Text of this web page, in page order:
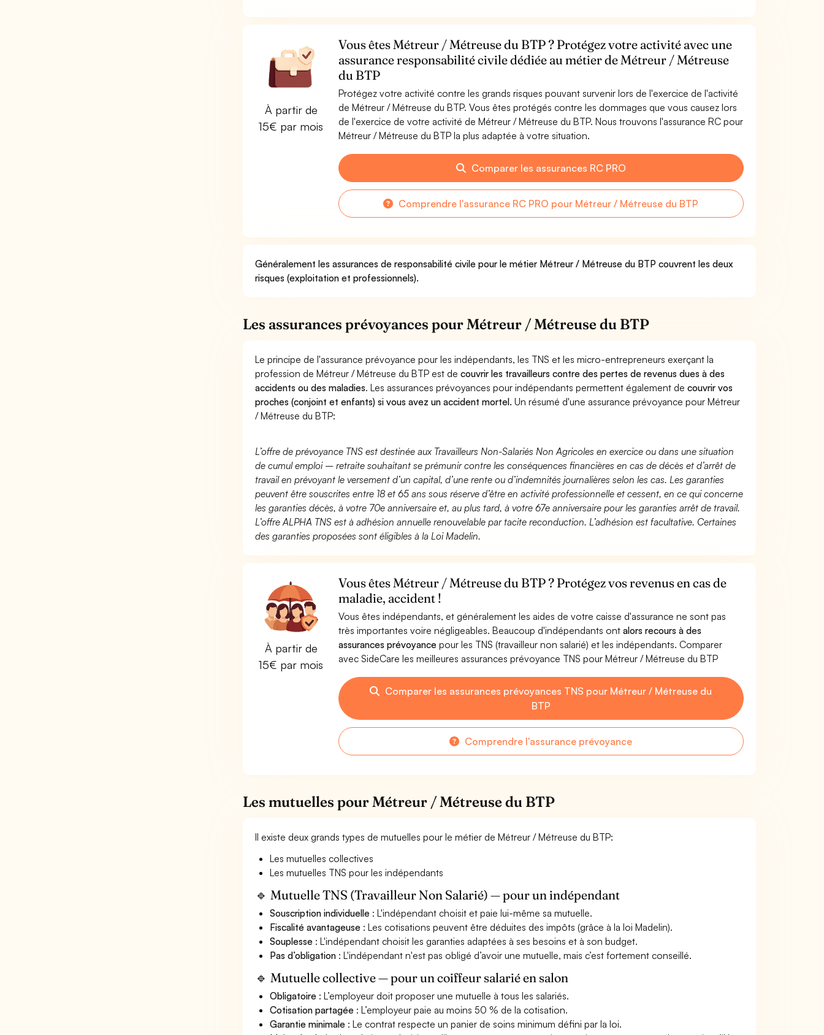
À partir de
15€ par mois
Vous êtes Métreur / Métreuse du BTP ? Protégez votre activité avec une
assurance responsabilité civile dédiée au métier de Métreur / Métreuse
du BTP
Protégez votre activité contre les grands risques pouvant survenir lors de l'exercice de l'activité
de Métreur / Métreuse du BTP. Vous êtes protégés contre les dommages que vous causez lors
de l'exercice de votre activité de Métreur / Métreuse du BTP. Nous trouvons l'assurance RC pour
Métreur / Métreuse du BTP la plus adaptée à votre situation.
Comparer les assurances RC PRO
Comprendre l'assurance RC PRO pour Métreur / Métreuse du BTP
Généralement les assurances de responsabilité civile pour le métier Métreur / Métreuse du BTP couvrent les deux
risques (exploitation et professionnels).
Les assurances prévoyances pour Métreur / Métreuse du BTP
Le principe de l'assurance prévoyance pour les indépendants, les TNS et les micro-entrepreneurs exerçant la
profession de Métreur / Métreuse du BTP est decouvrir les travailleurs contre des pertes de revenus dues à des
accidents ou des maladies. Les assurances prévoyances pour indépendants permettent également decouvrir vos
proches (conjoint et enfants) si vous avez un accident mortel. Un résumé d'une assurance prévoyance pour Métreur
/ Métreuse du BTP:
L’offre de prévoyance TNS est destinée aux Travailleurs Non-Salariés Non Agricoles en exercice ou dans une situation
de cumul emploi – retraite souhaitant se prémunir contre les conséquences financières en cas de décès et d’arrêt de
travail en prévoyant le versement d’un capital, d’une rente ou d’indemnités journalières selon les cas. Les garanties
peuvent être souscrites entre 18 et 65 ans sous réserve d’être en activité professionnelle et cessent, en ce qui concerne
les garanties décès, à votre 70e anniversaire et, au plus tard, à votre 67e anniversaire pour les garanties arrêt de travail.
L’offre ALPHA TNS est à adhésion annuelle renouvelable par tacite reconduction. L’adhésion est facultative. Certaines
des garanties proposées sont éligibles à la Loi Madelin.
À partir de
15€ par mois
Vous êtes Métreur / Métreuse du BTP ? Protégez vos revenus en cas de
maladie, accident !
Vous êtes indépendants, et généralement les aides de votre caisse d'assurance ne sont pas
très importantes voire négligeables. Beaucoup d'indépendants ont alors recours à des
assurances prévoyancepour les TNS (travailleur non salarié) et les indépendants. Comparer
avec SideCare les meilleures assurances prévoyance TNS pour Métreur / Métreuse du BTP
Comparer les assurances prévoyances TNS pour Métreur / Métreuse du
BTP
Comprendre l'assurance prévoyance
Les mutuelles pour Métreur / Métreuse du BTP
Il existe deux grands types de mutuelles pour le métier de Métreur / Métreuse du BTP:
Les mutuelles collectives
Les mutuelles TNS pour les indépendants
🔹 Mutuelle TNS (Travailleur Non Salarié) — pour un indépendant
Souscription individuelle : L'indépendant choisit et paie lui-même sa mutuelle.
Fiscalité avantageuse : Les cotisations peuvent être déduites des impôts (grâce à la loi Madelin).
Souplesse : L'indépendant choisit les garanties adaptées à ses besoins et à son budget.
Pas d’obligation : L'indépendant n'est pas obligé d’avoir une mutuelle, mais c’est fortement conseillé.
🔹 Mutuelle collective — pour un coiffeur salarié en salon
Obligatoire : L’employeur doit proposer une mutuelle à tous les salariés.
Cotisation partagée : L’employeur paie au moins 50 % de la cotisation.
Garantie minimale : Le contrat respecte un panier de soins minimum défini par la loi.